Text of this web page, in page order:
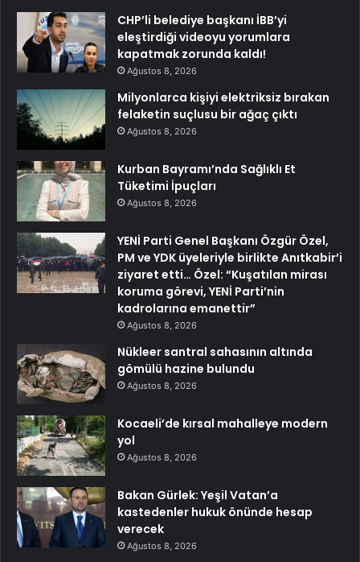
CHP’li belediye başkanı İBB’yi
eleştirdiği videoyu yorumlara
kapatmak zorunda kaldı!
Ağustos 8, 2026
Milyonlarca kişiyi elektriksiz bırakan
felaketin suçlusu bir ağaç çıktı
Ağustos 8, 2026
Kurban Bayramı’nda Sağlıklı Et
Tüketimi İpuçları
Ağustos 8, 2026
YENİ Parti Genel Başkanı Özgür Özel,
PM ve YDK üyeleriyle birlikte Anıtkabir’i
ziyaret etti… Özel: “Kuşatılan mirası
koruma görevi, YENİ Parti’nin
kadrolarına emanettir”
Ağustos 8, 2026
Nükleer santral sahasının altında
gömülü hazine bulundu
Ağustos 8, 2026
Kocaeli’de kırsal mahalleye modern
yol
Ağustos 8, 2026
Bakan Gürlek: Yeşil Vatan’a
kastedenler hukuk önünde hesap
verecek
Ağustos 8, 2026